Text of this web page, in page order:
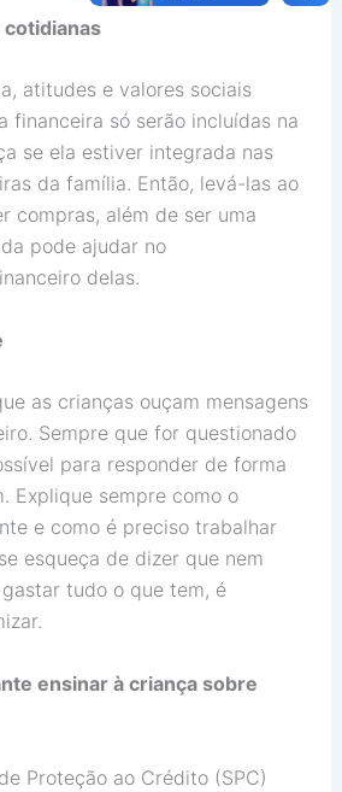
atitudes e valores sociais
financeira só serão incluídas na
se ela estiver integrada nas
da família. Então, levá-las ao
compras, além de ser uma
pode ajudar no
delas.
as crianças ouçam mensagens
Sempre que for questionado
para responder de forma
Explique sempre como o
e como é preciso trabalhar
esqueça de dizer que nem
tudo o que tem, é
ensinar à criança sobre
Proteção ao Crédito (SPC)